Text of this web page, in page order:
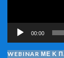
00:00
WEBINAR ΜΕ Κ